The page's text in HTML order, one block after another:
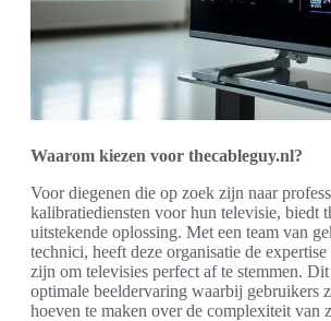
Waarom kiezen voor thecableguy.nl?
Voor diegenen die op zoek zijn naar
kalibratiediensten voor hun televisie, biedt
uitstekende oplossing. Met een team van
technici, heeft deze organisatie de
zijn om televisies perfect af te stemmen.
optimale beeldervaring waarbij gebruikers
hoeven te maken over de complexiteit van